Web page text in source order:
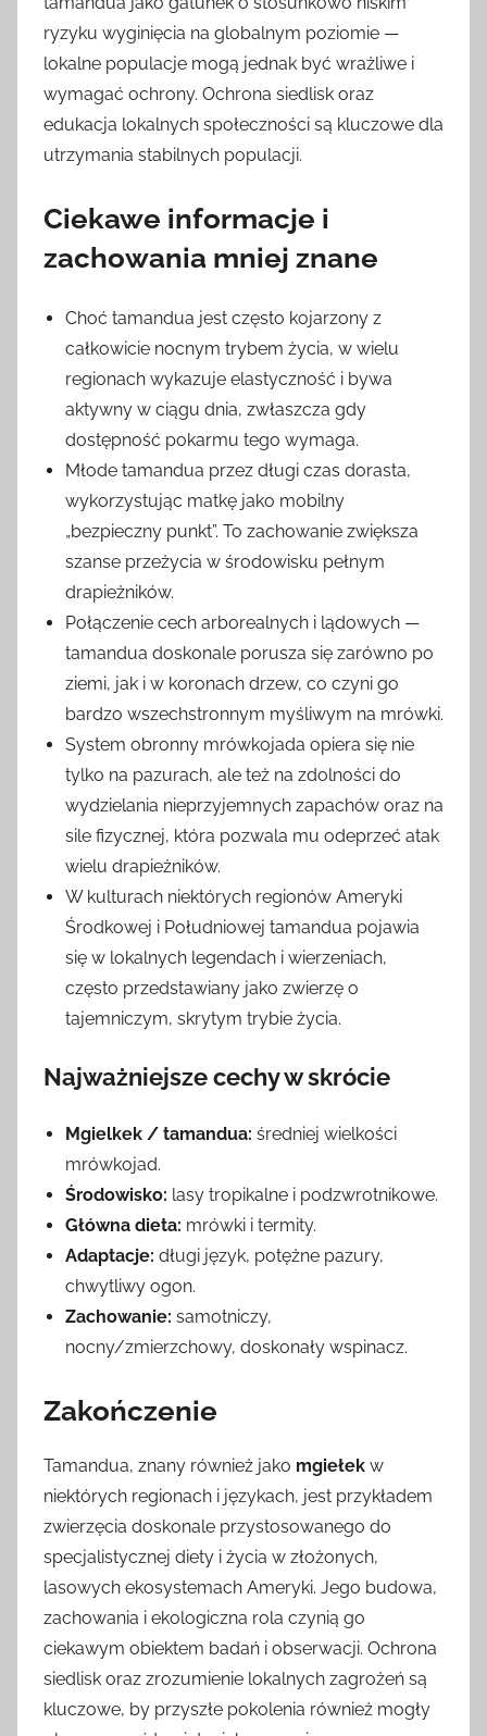
ryzyku wyginięcia na globalnym poziomie —
lokalne populacje mogą jednak być wrażliwe i
wymagać ochrony. Ochrona siedlisk oraz
edukacja lokalnych społeczności są kluczowe dla
utrzymania stabilnych populacji.
Ciekawe informacje i
zachowania mniej znane
Choć tamandua jest często kojarzony z
całkowicie nocnym trybem życia, w wielu
regionach wykazuje elastyczność i bywa
aktywny w ciągu dnia, zwłaszcza gdy
dostępność pokarmu tego wymaga.
Młode tamandua przez długi czas dorasta,
wykorzystując matkę jako mobilny
„bezpieczny punkt”. To zachowanie zwiększa
szanse przeżycia w środowisku pełnym
drapieżników.
Połączenie cech arborealnych i lądowych —
tamandua doskonale porusza się zarówno po
ziemi, jak i w koronach drzew, co czyni go
bardzo wszechstronnym myśliwym na mrówki.
System obronny mrówkojada opiera się nie
tylko na pazurach, ale też na zdolności do
wydzielania nieprzyjemnych zapachów oraz na
sile fizycznej, która pozwala mu odeprzeć atak
wielu drapieżników.
W kulturach niektórych regionów Ameryki
Środkowej i Południowej tamandua pojawia
się w lokalnych legendach i wierzeniach,
często przedstawiany jako zwierzę o
tajemniczym, skrytym trybie życia.
Najważniejsze cechy w skrócie
Mgielkek / tamandua: średniej wielkości
mrówkojad.
Środowisko: lasy tropikalne i podzwrotnikowe.
Główna dieta: mrówki i termity.
Adaptacje: długi język, potężne pazury,
chwytliwy ogon.
Zachowanie: samotniczy,
nocny/zmierzchowy, doskonały wspinacz.
Zakończenie
Tamandua, znany również jako mgiełek w
niektórych regionach i językach, jest przykładem
zwierzęcia doskonale przystosowanego do
specjalistycznej diety i życia w złożonych,
lasowych ekosystemach Ameryki. Jego budowa,
zachowania i ekologiczna rola czynią go
ciekawym obiektem badań i obserwacji. Ochrona
siedlisk oraz zrozumienie lokalnych zagrożeń są
kluczowe, by przyszłe pokolenia również mogły